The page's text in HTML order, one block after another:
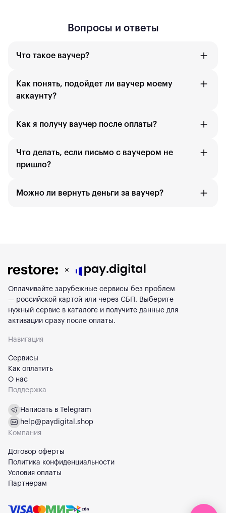
Вопросы и ответы
Что такое ваучер?
Как понять, подойдет ли ваучер моему
аккаунту?
Как я получу ваучер после оплаты?
Что делать, если письмо с ваучером не
пришло?
Можно ли вернуть деньги за ваучер?
Оплачивайте зарубежные сервисы без проблем
— российской картой или через СБП. Выберите
нужный сервис в каталоге и получите данные для
активации сразу после оплаты.
Навигация
Сервисы
Как оплатить
О нас
Поддержка
Написать в Telegram
help@paydigital.shop
Компания
Договор оферты
Политика конфиденциальности
Условия оплаты
Партнерам